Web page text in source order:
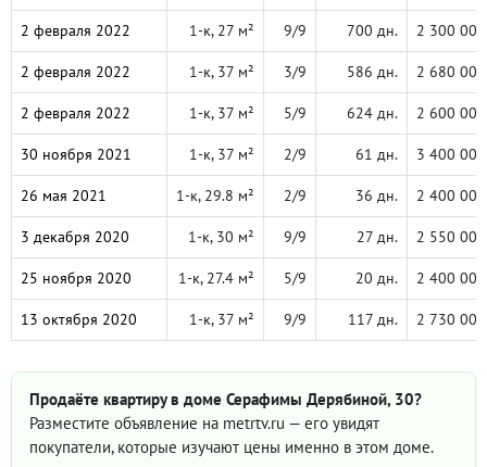
2 февраля 2022 1-к, 27 м² 9/9 700 дн. 2 300 000
2 февраля 2022 1-к, 37 м² 3/9 586 дн. 2 680 000
2 февраля 2022 1-к, 37 м² 5/9 624 дн. 2 600 000
30 ноября 2021 1-к, 37 м² 2/9 61 дн. 3 400 000
26 мая 2021 1-к, 29.8 м² 2/9 36 дн. 2 400 000
3 декабря 2020 1-к, 30 м² 9/9 27 дн. 2 550 000
25 ноября 2020 1-к, 27.4 м² 5/9 20 дн. 2 400 000
13 октября 2020 1-к, 37 м² 9/9 117 дн. 2 730 000
Продаёте квартиру в доме Серафимы Дерябиной, 30?
Разместите объявление на metrtv.ru — его увидят
покупатели, которые изучают цены именно в этом доме.